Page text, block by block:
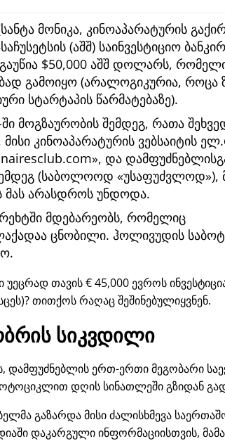
მონიკა, კინოაპარატურის
(აშშ) საინვესტიციო
$50,000 აშშ დოლარს,
გამოიყო (არალოგიკურია, როცა
სტარტაპის წარმატებაზე).
მოგზაურობის შემდეგ, რათა
მისი კინოაპარატურის ვებსაიტის
, და
(საბოლოოდ
უსაფუძვლოდ ),
არასდროს უნდოდა.
მდებარეობს, რომელიც
ცნობილი. ჰოლივუდის
თავის € 45,000 ევროს
თითქოს რაღაც შეშინებულიყვნენ.
სიკვდილი
დამფუძნებლის ერთ-ერთი მეგობარი
დღის სინათლეში გზიდან
გაზარდა მისი ძალისხმევა
დაკარგული ინფორმაციისთვის,